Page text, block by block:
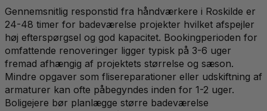
Gennemsnitlig responstid fra håndværkere i Roskilde er
24-48 timer for badeværelse projekter hvilket afspejler
høj efterspørgsel og god kapacitet. Bookingperioden for
omfattende renoveringer ligger typisk på 3-6 uger
fremad afhængig af projektets størrelse og sæson.
Mindre opgaver som flisereparationer eller udskiftning af
armaturer kan ofte påbegyndes inden for 1-2 uger.
Boligejere bør planlægge større badeværelse